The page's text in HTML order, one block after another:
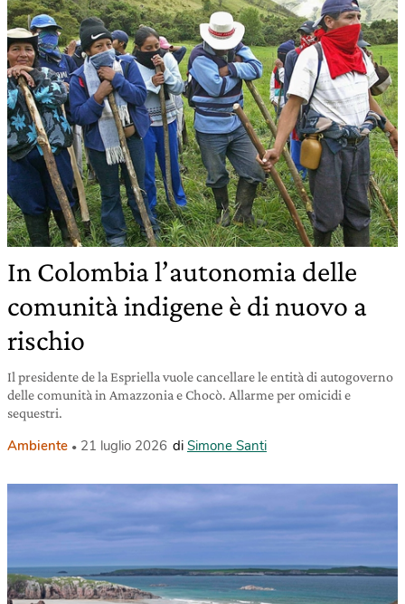
In Colombia l’autonomia delle
comunità indigene è di nuovo a
rischio
Il presidente de la Espriella vuole cancellare le entità di autogoverno
delle comunità in Amazzonia e Chocò. Allarme per omicidi e
sequestri.
Ambiente 21 luglio 2026 di Simone Santi